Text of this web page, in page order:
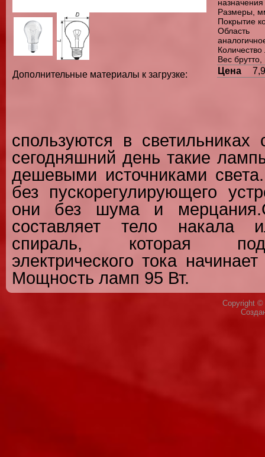
Дополнительные материалы к загрузке:
назначения
Размеры,
Покрытие
Область
Вес
Цена
спользуются в
сегодняшний день такие
дешевыми источниками
без пускорегулирующего
они без шума и
составляет тело накала
спираль, которая под
электрического тока
Мощность ламп 95 Вт.
Copyright